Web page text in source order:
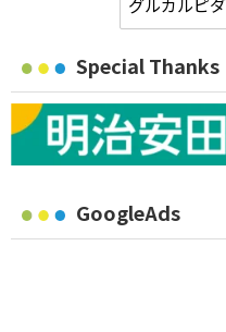
Special Thanks
GoogleAds